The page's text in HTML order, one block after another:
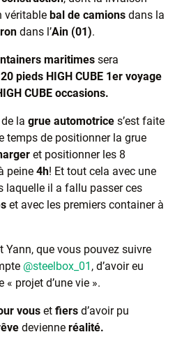
véritable bal de camions dans la
dans l’Ain (01).
maritimes sera
pieds HIGH CUBE 1er voyage
CUBE occasions.
la grue automotrice s’est faite
temps de positionner la grue
et positionner les 8
peine 4h! Et tout cela avec une
laquelle il a fallu passer ces
et avec les premiers container à
que vous pouvez suivre
@steelbox_01 , d’avoir eu
projet d’une vie ».
vous et fiers d’avoir pu
devienne réalité.